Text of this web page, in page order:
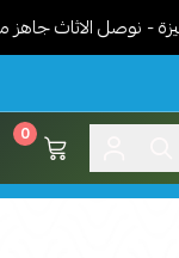
الاثاث جاهز
0